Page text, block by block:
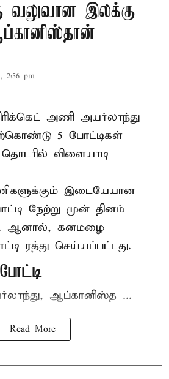
வலுவான இலக்கு
2:56 pm
அணி அயர்லாந்து
5 போட்டிகள்
விளையாடி
இடையேயான
நேற்று முன் தினம்
ஆனால், கனமழை
ரத்து செய்யப்பட்டது.
ஆப்கானிஸ்த ...
Read More